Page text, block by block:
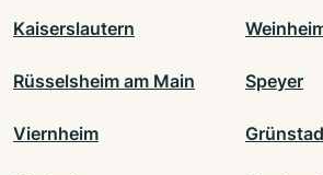
Kaiserslautern
Rüsselsheim am Main Speyer
Viernheim